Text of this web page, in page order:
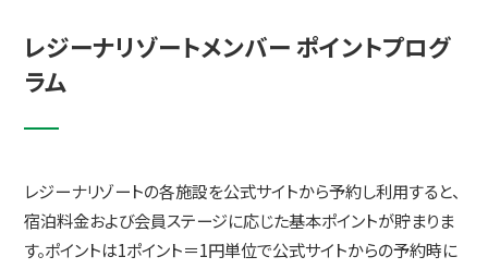
レジーナリゾートメンバー ポイントプログ
ラム
レジーナリゾートの各施設を公式サイトから予約し利用すると、
宿泊料金および会員ステージに応じた基本ポイントが貯まりま
す。ポイントは1ポイント＝1円単位で公式サイトからの予約時に